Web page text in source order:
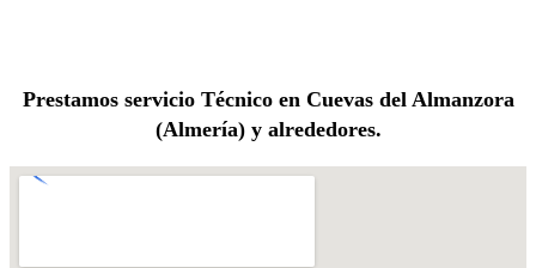
Prestamos servicio Técnico en Cuevas del Almanzora
(Almería) y alrededores.